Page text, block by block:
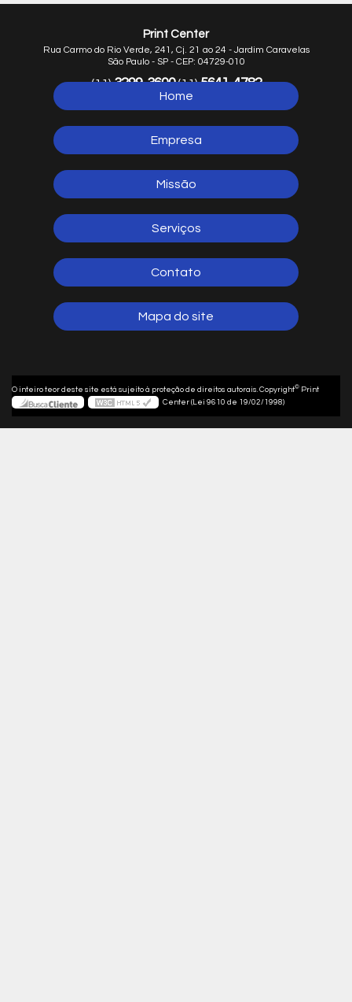
Print Center
Rua Carmo do Rio Verde, 241, Cj. 21 ao 24 - Jardim Caravelas
São Paulo - SP - CEP: 04729-010
(11)3299-3600(11)5641-4782
5641-1254
Home
Empresa
Missão
Serviços
Contato
Mapa do site
O inteiro teor deste site está sujeito à proteção de direitos autorais. Copyright© Print
Center (Lei 9610 de 19/02/1998)